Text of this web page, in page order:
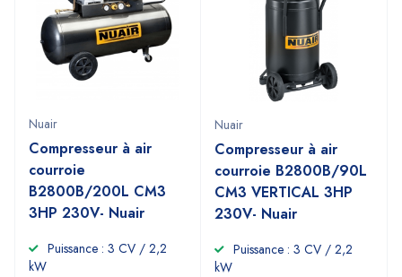
Nuair
Compresseur à air
courroie
B2800B/200L CM3
3HP 230V- Nuair
Puissance : 3 CV / 2,2
kW
Nuair
Compresseur à air
courroie B2800B/90L
CM3 VERTICAL 3HP
230V- Nuair
Puissance : 3 CV / 2,2
kW